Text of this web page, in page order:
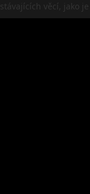
stávajících věcí, jako